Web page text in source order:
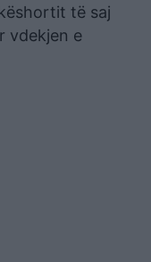
të saj
vdekjen e